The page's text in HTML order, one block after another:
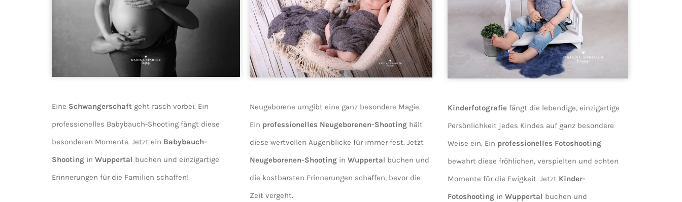
Eine Schwangerschaft geht rasch vorbei. Ein
professionelles Babybauch-Shooting fängt diese
besonderen Momente. Jetzt ein Babybauch-
Shooting in Wuppertal buchen und einzigartige
Erinnerungen für die Familien schaffen!
Neugeborene umgibt eine ganz besondere Magie.
Ein professionelles Neugeborenen-Shootinghält
diese wertvollen Augenblicke für immer fest. Jetzt
Neugeborenen-Shootingin Wuppertal buchen und
die kostbarsten Erinnerungen schaffen, bevor die
Zeit vergeht.
Kinderfotografiefängt die lebendige, einzigartige
Persönlichkeit jedes Kindes auf ganz besondere
Weise ein. Ein professionelles Fotoshooting
bewahrt diese fröhlichen, verspielten und echten
Momente für die Ewigkeit. Jetzt Kinder-
Fotoshootingin Wuppertal buchen und